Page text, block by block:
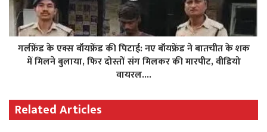
गर्लफ्रेंड के एक्स बॉयफ्रेंड की पिटाई: नए बॉयफ्रेंड ने बातचीत के शक
में मिलने बुलाया, फिर दोस्तों संग मिलकर की मारपीट, वीडियो
वायरल....
Related Articles